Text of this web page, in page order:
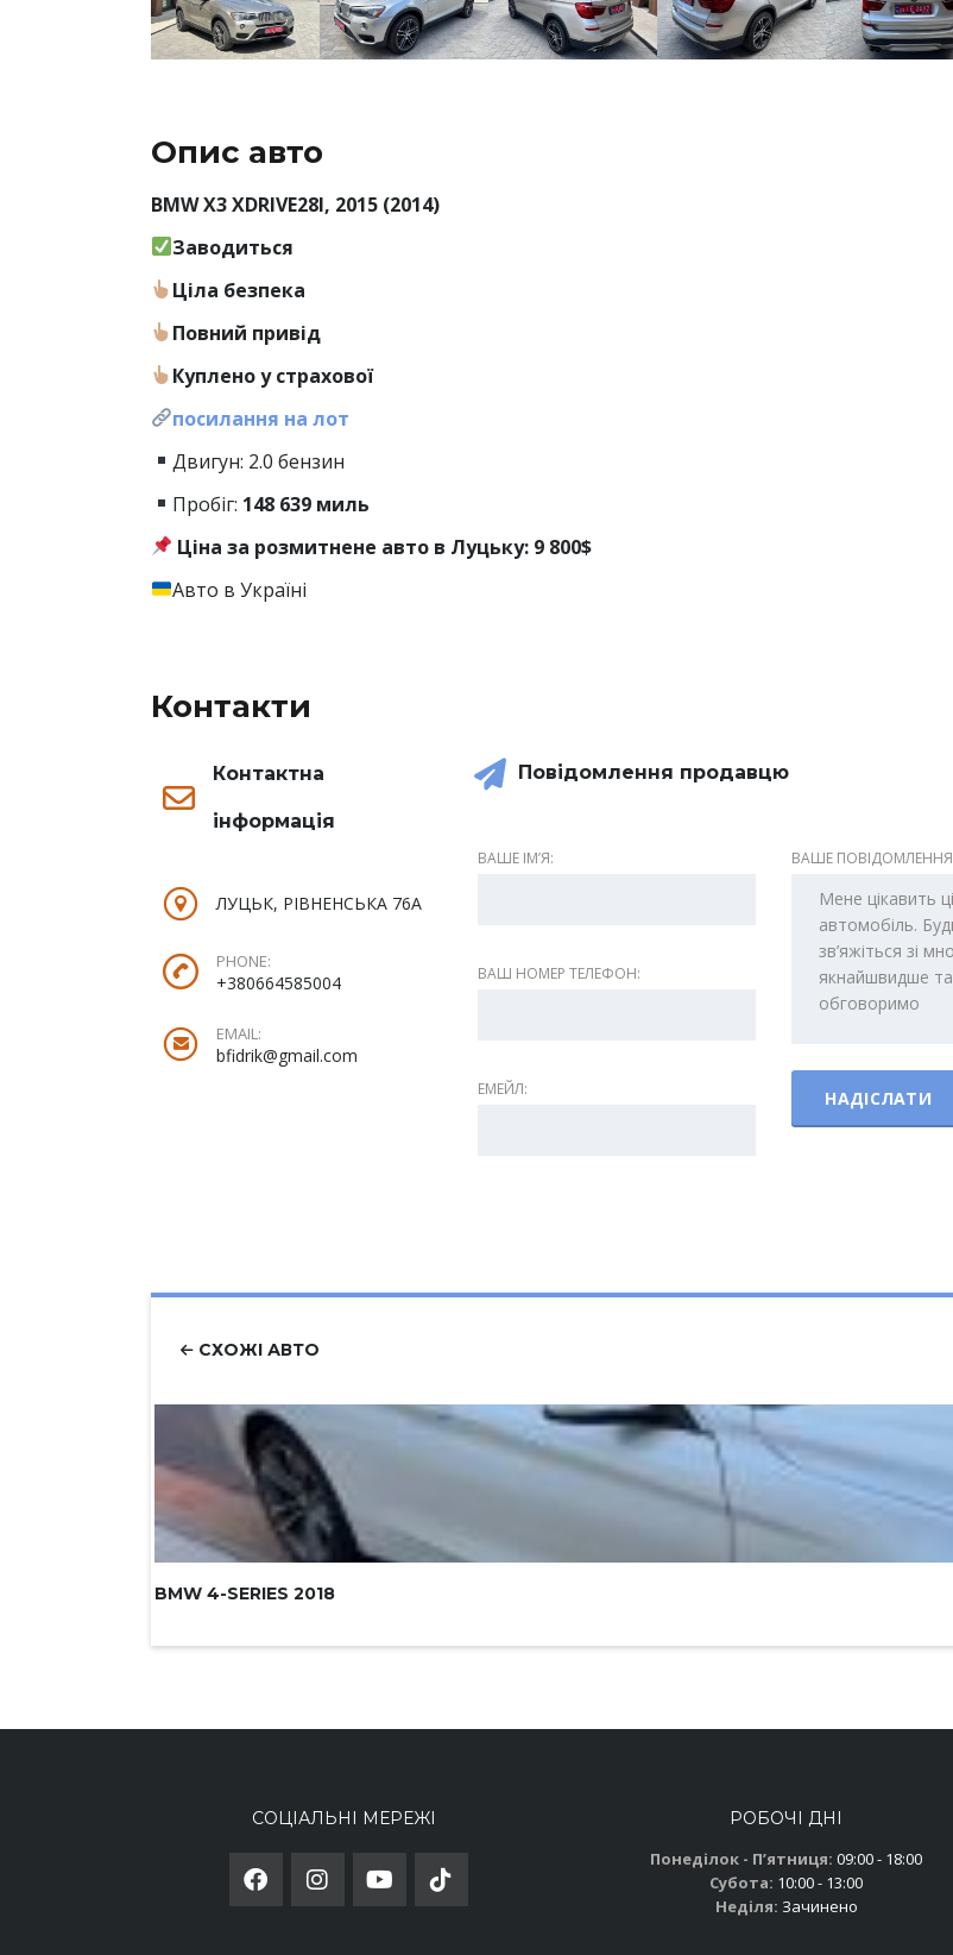
Опис авто
BMW X3 XDRIVE28I, 2015 (2014)
Заводиться
Ціла безпека
Повний привід
Куплено у страхової
посилання на лот
Двигун: 2.0 бензин
Пробіг: 148 639 миль
Ціна за розмитнене авто в Луцьку: 9 800$
Авто в Україні
Контакти
Контактна
інформація
ЛУЦЬК, РІВНЕНСЬКА 76А
PHONE:
+380664585004
EMAIL:
bfidrik@gmail.com
Повідомлення продавцю
ВАШЕ ІМʼЯ:
ВАШ НОМЕР ТЕЛЕФОН:
ЕМЕЙЛ:
ВАШЕ ПОВІДОМЛЕННЯ
СХОЖІ АВТО
BMW 4-SERIES 2018
СОЦІАЛЬНІ МЕРЕЖІ
РОБОЧІ ДНІ
Понеділок - Пʼятниця: 09:00 - 18:00
Субота: 10:00 - 13:00
Неділя: Зачинено